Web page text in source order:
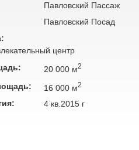
Павловский Пассаж
Павловский Посад
центр
20 000 м2
16 000 м2
4 кв.2015 г